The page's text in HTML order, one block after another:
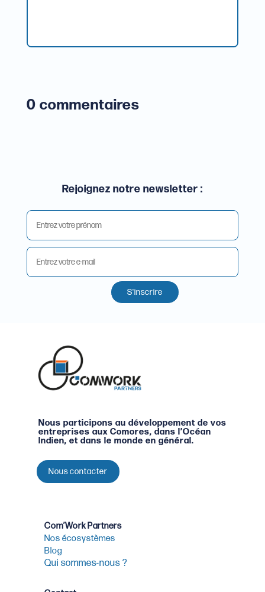
0 commentaires
Rejoignez notre newsletter :
S'inscrire
Nous participons au développement de vos
entreprises aux Comores, dans l’Océan
Indien, et dans le monde en général.
Nous contacter
Com’Work Partners
Nos écosystèmes
Blog
Qui sommes-nous ?